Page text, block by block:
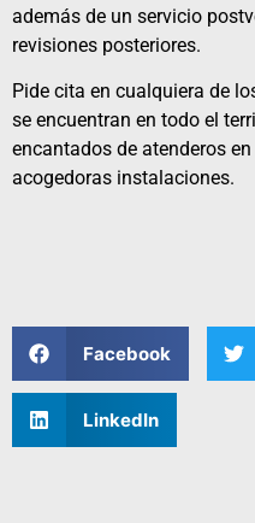
además de un servicio
revisiones posteriores.
Pide cita en cualquiera de
se encuentran en todo el
encantados de atenderos
acogedoras instalaciones.
Facebook
LinkedIn